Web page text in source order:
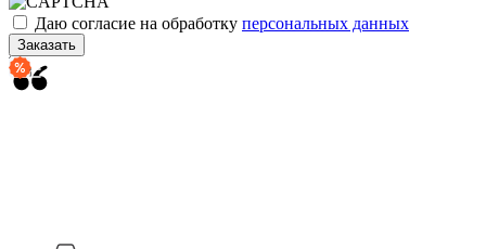
Даю согласие на обработку персональных данных
Заказать